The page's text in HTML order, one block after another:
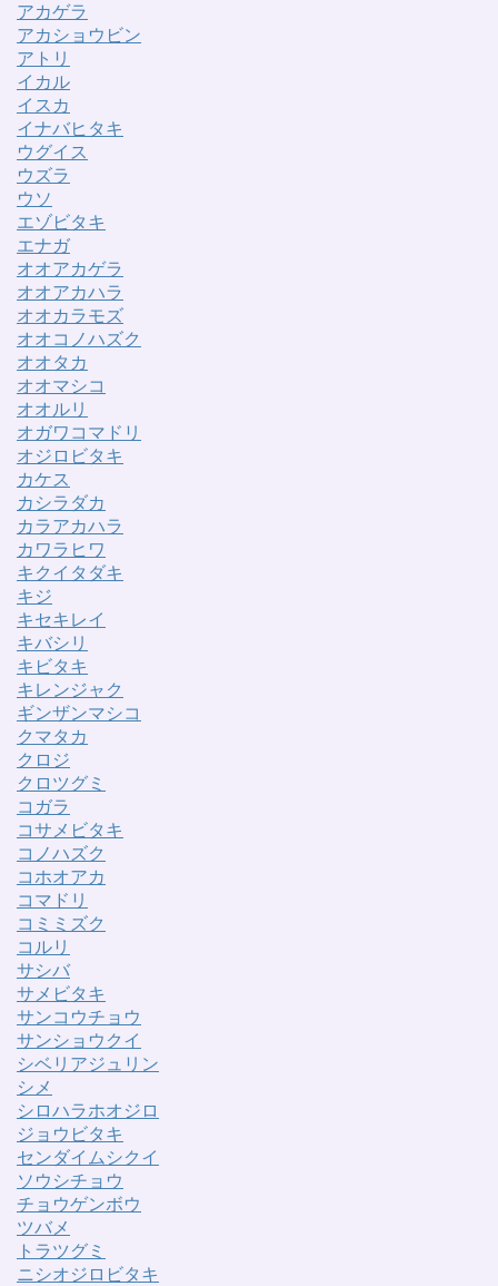
アカゲラ
アカショウビン
アトリ
イカル
イスカ
イナバヒタキ
ウグイス
ウズラ
ウソ
エゾビタキ
エナガ
オオアカゲラ
オオアカハラ
オオカラモズ
オオコノハズク
オオタカ
オオマシコ
オオルリ
オガワコマドリ
オジロビタキ
カケス
カシラダカ
カラアカハラ
カワラヒワ
キクイタダキ
キジ
キセキレイ
キバシリ
キビタキ
キレンジャク
ギンザンマシコ
クマタカ
クロジ
クロツグミ
コガラ
コサメビタキ
コノハズク
コホオアカ
コマドリ
コミミズク
コルリ
サシバ
サメビタキ
サンコウチョウ
サンショウクイ
シベリアジュリン
シメ
シロハラホオジロ
ジョウビタキ
センダイムシクイ
ソウシチョウ
チョウゲンボウ
ツバメ
トラツグミ
ニシオジロビタキ